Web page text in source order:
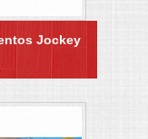
Jockey